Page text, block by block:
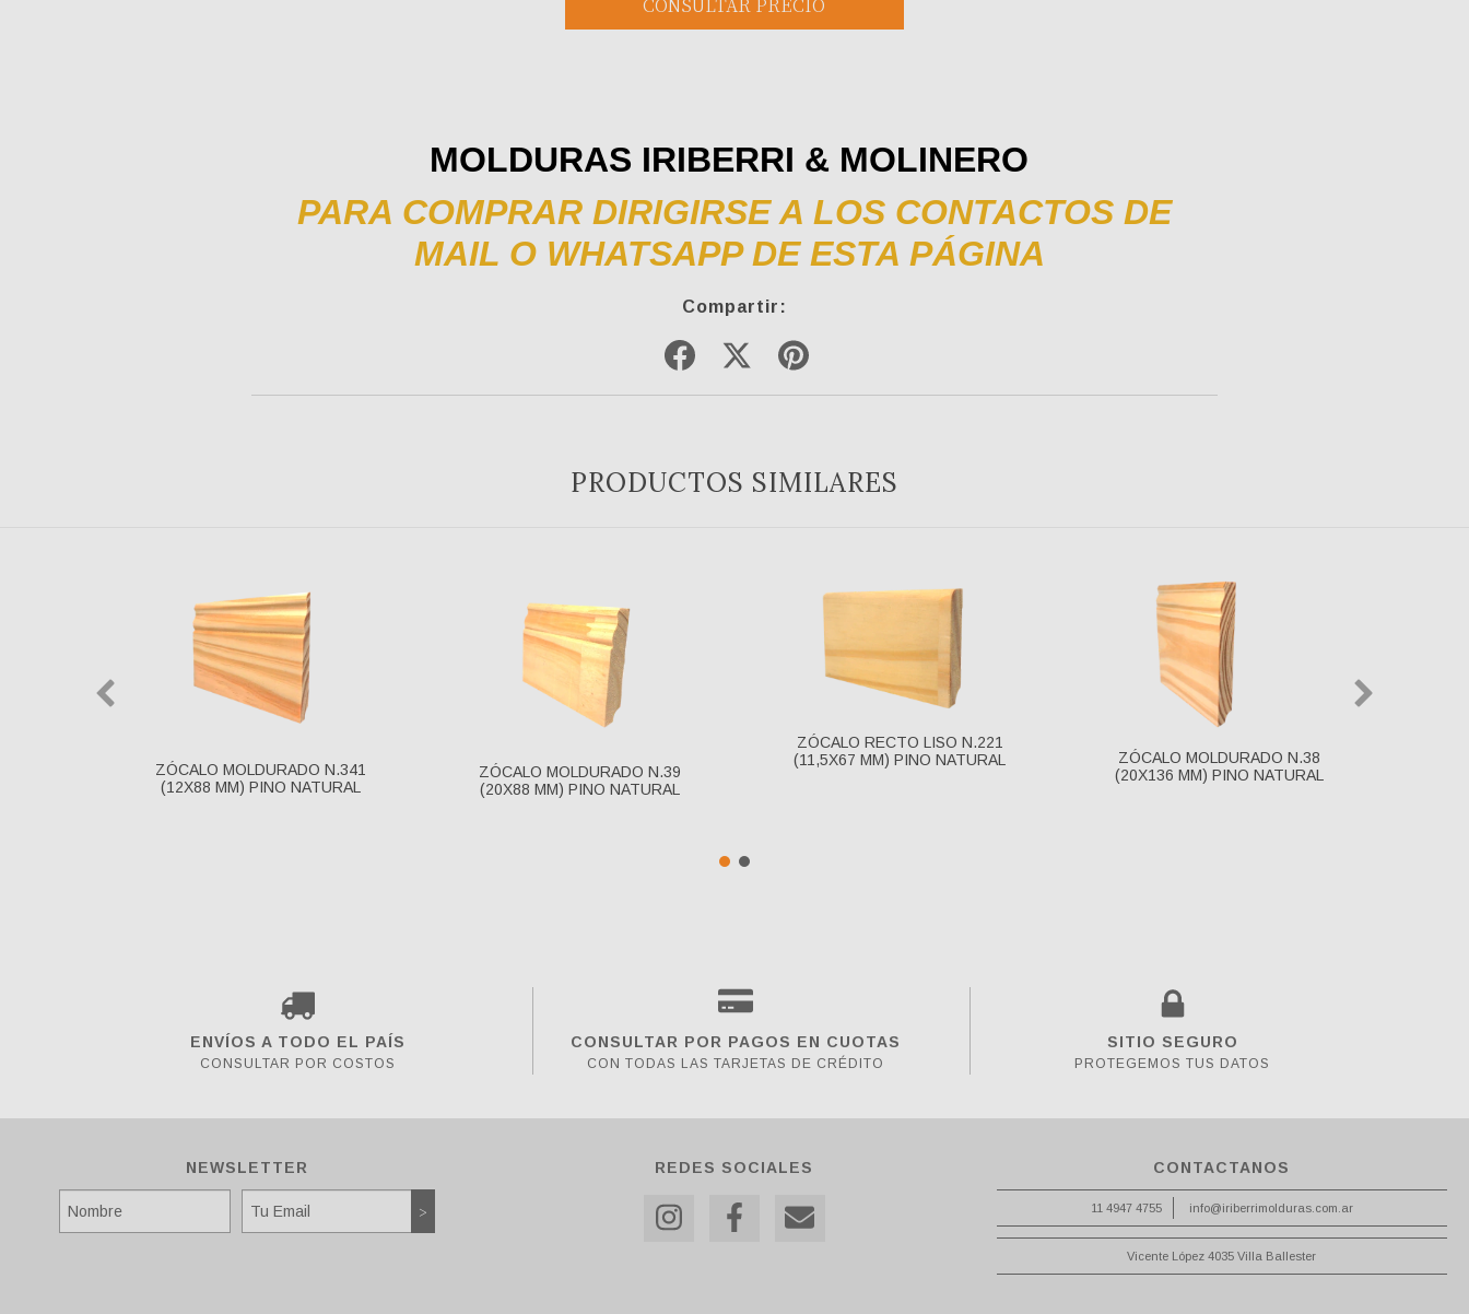
MOLDURAS IRIBERRI & MOLINERO
PARA COMPRAR DIRIGIRSE A LOS CONTACTOS DE
MAIL O WHATSAPP DE ESTA PÁGINA
Compartir:
PRODUCTOS SIMILARES
ZÓCALO MOLDURADO N.341
(12X88 MM) PINO NATURAL
ZÓCALO MOLDURADO N.39
(20X88 MM) PINO NATURAL
ZÓCALO RECTO LISO N.221
(11,5X67 MM) PINO NATURAL
ZÓCALO MOLDURADO N.38
(20X136 MM) PINO NATURAL
ENVÍOS A TODO EL PAÍS
CONSULTAR POR COSTOS
CONSULTAR POR PAGOS EN CUOTAS
CON TODAS LAS TARJETAS DE CRÉDITO
SITIO SEGURO
PROTEGEMOS TUS DATOS
NEWSLETTER REDES SOCIALES CONTACTANOS
11 4947 4755 info@iriberrimolduras.com.ar
Vicente López 4035 Villa Ballester